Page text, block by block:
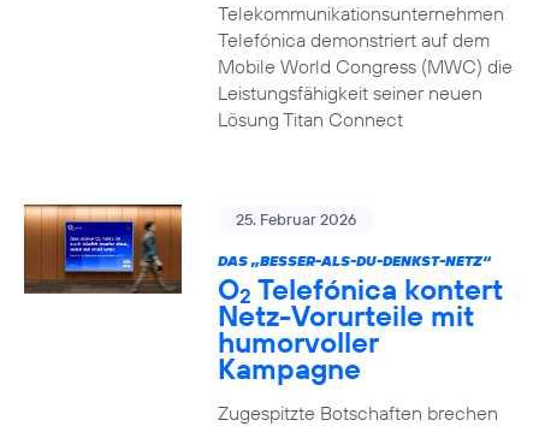
Telekommunikationsunternehmen
Telefónica demonstriert auf dem
Mobile World Congress (MWC) die
Leistungsfähigkeit seiner neuen
Lösung Titan Connect
25. Februar 2026
DAS „BESSER-ALS-DU-DENKST-NETZ“
O2 Telefónica kontert
Netz-Vorurteile mit
humorvoller
Kampagne
Zugespitzte Botschaften brechen